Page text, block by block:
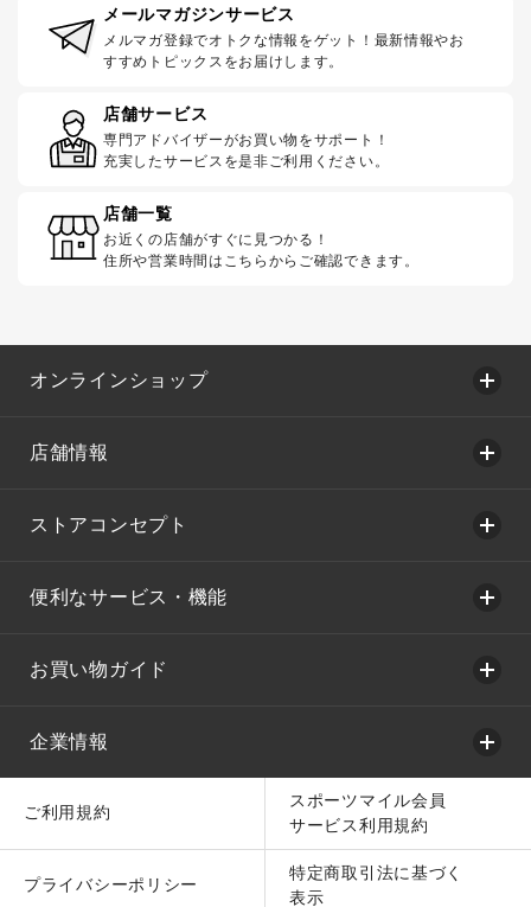
メールマガジンサービス
メルマガ登録でオトクな情報をゲット！最新情報やお
すすめトピックスをお届けします。
店舗サービス
専門アドバイザーがお買い物をサポート！
充実したサービスを是非ご利用ください。
店舗一覧
お近くの店舗がすぐに見つかる！
住所や営業時間はこちらからご確認できます。
オンラインショップ
店舗情報
ストアコンセプト
便利なサービス・機能
お買い物ガイド
企業情報
ご利用規約
スポーツマイル会員
サービス利用規約
プライバシーポリシー
特定商取引法に基づく
表示